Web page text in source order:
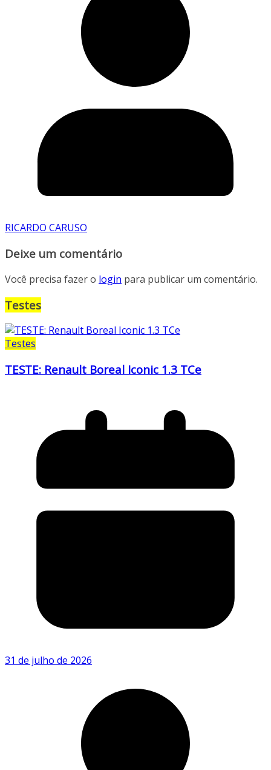
RICARDO CARUSO
Deixe um comentário
Você precisa fazer o login para publicar um comentário.
Testes
Testes
TESTE: Renault Boreal Iconic 1.3 TCe
31 de julho de 2026